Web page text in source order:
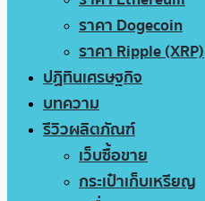
ราคา Dogecoin
ราคา Ripple (XRP)
ปฏิทินเศรษฐกิจ
บทความ
รีวิวผลิตภัณฑ์
เว็บซื้อขาย
กระเป๋าเก็บเหรียญ